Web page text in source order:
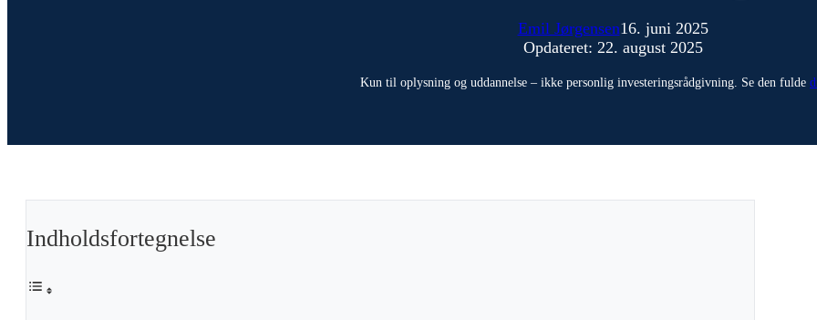
Emil Jørgensen16. juni 2025
Opdateret: 22. august 2025
Kun til oplysning og uddannelse – ikke personlig investeringsrådgivning. Se den fulde
Indholdsfortegnelse